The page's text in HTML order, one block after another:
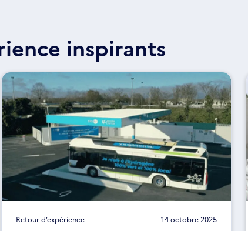
inspirants
Retour d’expérience 14 octobre 2025